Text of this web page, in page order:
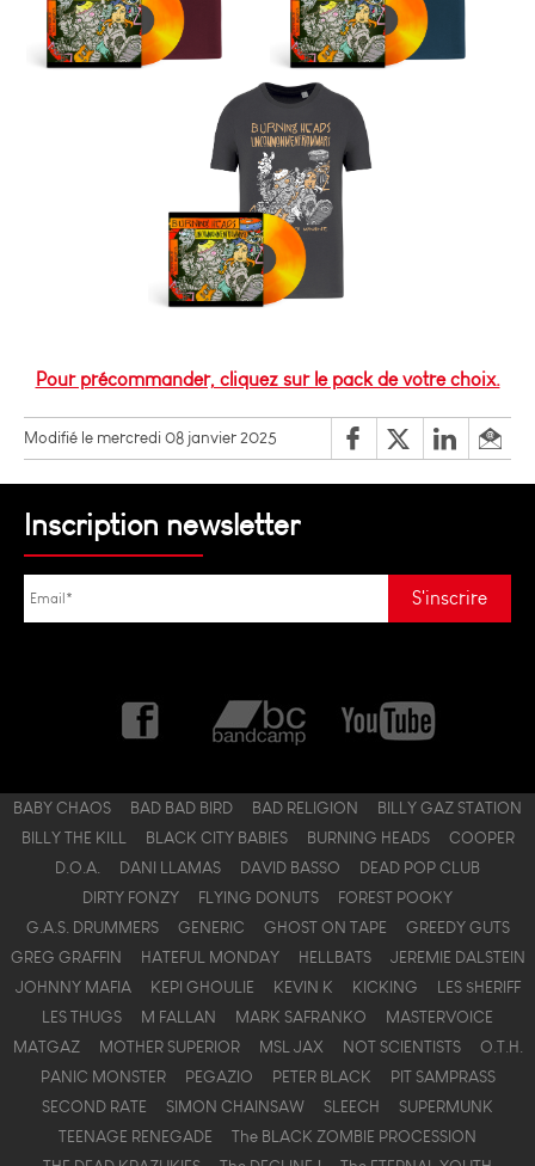
Pour précommander, cliquez sur le pack de votre choix.
Modifié le mercredi 08 janvier 2025
Inscription newsletter
BABY CHAOS BAD BAD BIRD BAD RELIGION
BILLY GAZ STATION
BILLY THE KILL
BLACK CITY BABIES BURNING HEADS
COOPER
D.O.A.
DANI LLAMAS DAVID BASSO
DEAD POP CLUB
DIRTY FONZY
FLYING DONUTS
FOREST POOKY
G.A.S. DRUMMERS
GENERIC GHOST ON TAPE
GREEDY GUTS
GREG GRAFFIN
HATEFUL MONDAY HELLBATS
JEREMIE DALSTEIN
JOHNNY MAFIA
KEPI GHOULIE KEVIN K KICKING
LES $HERIFF
LES THUGS
M FALLAN MARK SAFRANKO
MASTERVOICE
MATGAZ
MOTHER SUPERIOR MSL JAX NOT SCIENTISTS
O.T.H.
PANIC MONSTER
PEGAZIO PETER BLACK
PIT SAMPRASS
SECOND RATE
SIMON CHAINSAW SLEECH
SUPERMUNK
TEENAGE RENEGADE
The BLACK ZOMBIE PROCESSION